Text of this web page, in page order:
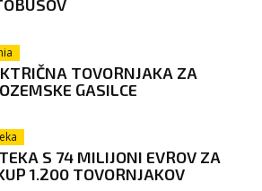
TOVORNJAKA ZA
GASILCE
S 74 MILIJONI EVROV ZA
1.200 TOVORNJAKOV